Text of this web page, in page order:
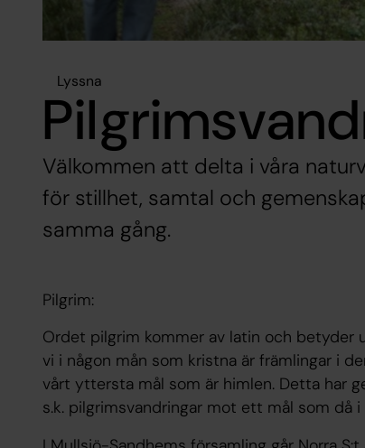
Lyssna
Välkommen att delta i våra
för stillhet, samtal och
samma gång.
Pilgrim:
Ordet pilgrim kommer av latin och betyder
vi i någon mån som kristna är främlingar i
vårt yttersta mål som är himlen. Detta har
s.k. pilgrimsvandringar mot ett mål som då